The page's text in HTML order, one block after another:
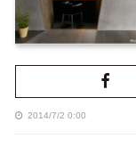
2014/7/2 0:00